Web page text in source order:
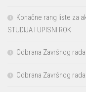
Konačne rang liste za
STUDIJA I UPISNI ROK
Odbrana Završnog
Odbrana Završnog